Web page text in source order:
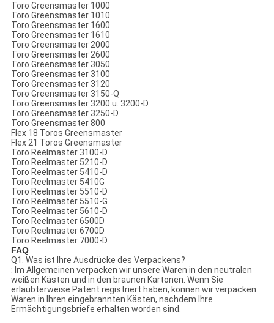
Toro Greensmaster 1000
Toro Greensmaster 1010
Toro Greensmaster 1600
Toro Greensmaster 1610
Toro Greensmaster 2000
Toro Greensmaster 2600
Toro Greensmaster 3050
Toro Greensmaster 3100
Toro Greensmaster 3120
Toro Greensmaster 3150-Q
Toro Greensmaster 3200 u. 3200-D
Toro Greensmaster 3250-D
Toro Greensmaster 800
Flex 18 Toros Greensmaster
Flex 21 Toros Greensmaster
Toro Reelmaster 3100-D
Toro Reelmaster 5210-D
Toro Reelmaster 5410-D
Toro Reelmaster 5410G
Toro Reelmaster 5510-D
Toro Reelmaster 5510-G
Toro Reelmaster 5610-D
Toro Reelmaster 6500D
Toro Reelmaster 6700D
Toro Reelmaster 7000-D
FAQ
Q1. Was ist Ihre Ausdrücke des Verpackens?
: Im Allgemeinen verpacken wir unsere Waren in den neutralen
weißen Kästen und in den braunen Kartonen. Wenn Sie
erlaubterweise Patent registriert haben, können wir verpacken
Waren in Ihren eingebrannten Kästen, nachdem Ihre
Ermächtigungsbriefe erhalten worden sind.